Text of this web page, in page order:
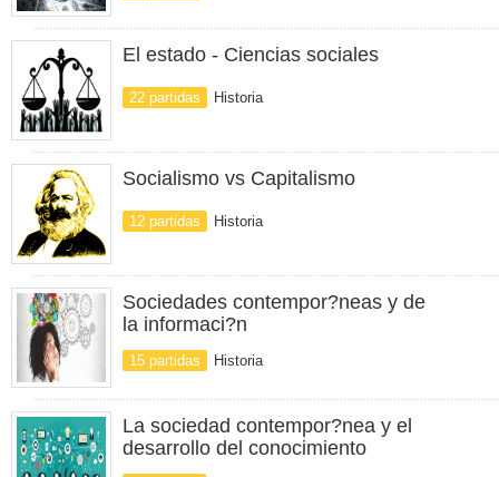
El estado - Ciencias sociales
22 partidas Historia
Socialismo vs Capitalismo
12 partidas Historia
Sociedades contempor?neas y de
la informaci?n
15 partidas Historia
La sociedad contempor?nea y el
desarrollo del conocimiento